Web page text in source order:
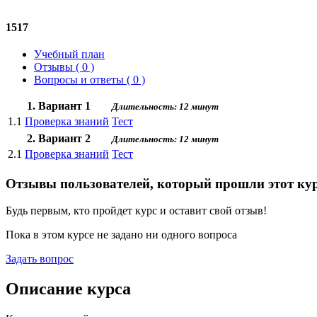
1517
Учебный план
Отзывы ( 0 )
Вопросы и ответы ( 0 )
1. Вариант 1 Длительность: 12 минут
1.1 Проверка знаний Тест
2. Вариант 2
Длительность: 12 минут
2.1 Проверка знаний Тест
Отзывы пользователей, который прошли этот
Будь первым, кто пройдет курс и оставит свой отзыв!
Пока в этом курсе не задано ни одного вопроса
Задать вопрос
Описание курса